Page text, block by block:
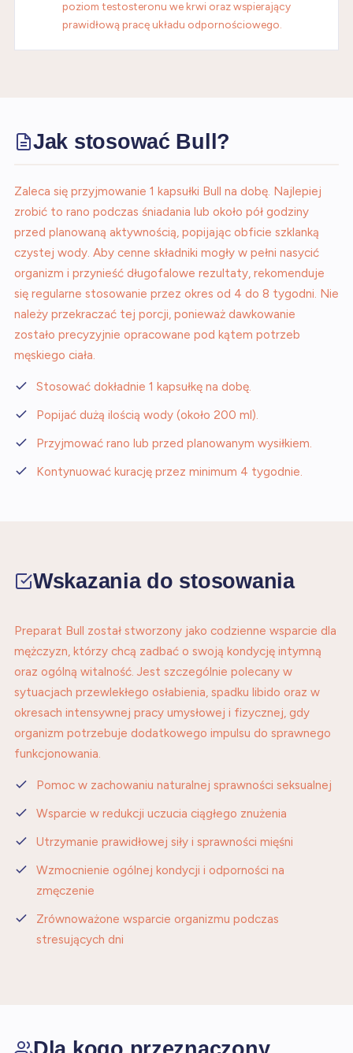
poziom testosteronu we krwi oraz wspierający
prawidłową pracę układu odpornościowego.
Jak stosować Bull?
Zaleca się przyjmowanie 1 kapsułki Bull na dobę. Najlepiej
zrobić to rano podczas śniadania lub około pół godziny
przed planowaną aktywnością, popijając obficie szklanką
czystej wody. Aby cenne składniki mogły w pełni nasycić
organizm i przynieść długofalowe rezultaty, rekomenduje
się regularne stosowanie przez okres od 4 do 8 tygodni. Nie
należy przekraczać tej porcji, ponieważ dawkowanie
zostało precyzyjnie opracowane pod kątem potrzeb
męskiego ciała.
Stosować dokładnie 1 kapsułkę na dobę.
Popijać dużą ilością wody (około 200 ml).
Przyjmować rano lub przed planowanym wysiłkiem.
Kontynuować kurację przez minimum 4 tygodnie.
Wskazania do stosowania
Preparat Bull został stworzony jako codzienne wsparcie dla
mężczyzn, którzy chcą zadbać o swoją kondycję intymną
oraz ogólną witalność. Jest szczególnie polecany w
sytuacjach przewlekłego osłabienia, spadku libido oraz w
okresach intensywnej pracy umysłowej i fizycznej, gdy
organizm potrzebuje dodatkowego impulsu do sprawnego
funkcjonowania.
Pomoc w zachowaniu naturalnej sprawności seksualnej
Wsparcie w redukcji uczucia ciągłego znużenia
Utrzymanie prawidłowej siły i sprawności mięśni
Wzmocnienie ogólnej kondycji i odporności na
zmęczenie
Zrównoważone wsparcie organizmu podczas
stresujących dni